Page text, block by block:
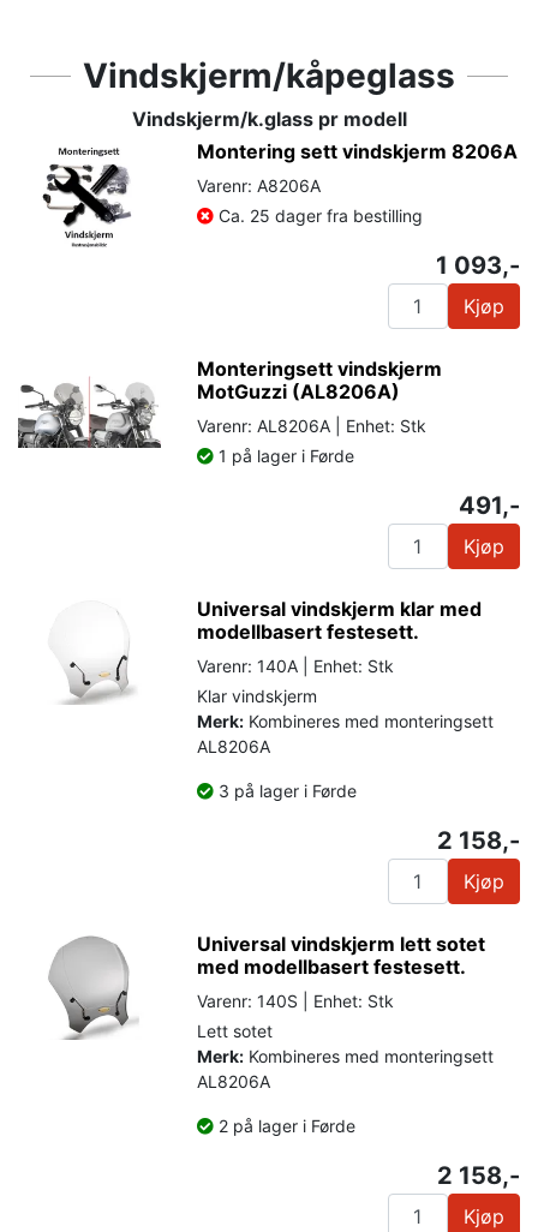
Vindskjerm/kåpeglass
Vindskjerm/k.glass pr modell
Montering sett vindskjerm 8206A
Varenr: A8206A
Ca. 25 dager fra bestilling
1 093,-
Kjøp
Monteringsett vindskjerm
MotGuzzi (AL8206A)
Varenr: AL8206A | Enhet: Stk
1 på lager i Førde
491,-
Kjøp
Universal vindskjerm klar med
modellbasert festesett.
Varenr: 140A | Enhet: Stk
Klar vindskjerm
Merk: Kombineres med monteringsett
AL8206A
3 på lager i Førde
2 158,-
Kjøp
Universal vindskjerm lett sotet
med modellbasert festesett.
Varenr: 140S | Enhet: Stk
Lett sotet
Merk: Kombineres med monteringsett
AL8206A
2 på lager i Førde
2 158,-
Kjøp